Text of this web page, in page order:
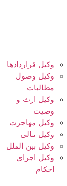
وکیل قراردادها
وکیل وصول
مطالبات
وکیل ارث و
وصیت
وکیل مهاجرت
وکیل مالی
وکیل بین الملل
وکیل اجرای
احکام